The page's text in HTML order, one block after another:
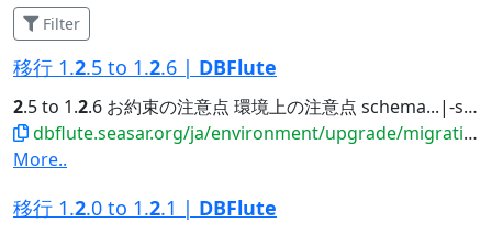
Filter
移行 1.2.5 to 1.2.6 | DBFlute
2.5 to 1.2.6 お約束の注意点 環境上の注意点 schema...|-schema | |-schemadiff // since 1.
dbflute.seasar.org/ja/environment/upgrade/migration/migrate125to126.html
More..
移行 1.2.0 to 1.2.1 | DBFlute